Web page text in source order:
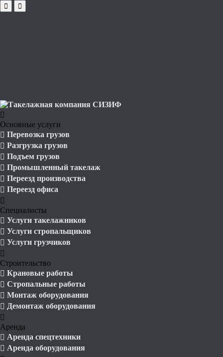
Основные услуги
Перевозка грузов
Разгрузка грузов
Подъем грузов
Промышленный такелаж
Переезд производства
Переезд офиса
Специалисты
Услуги такелажников
Услуги стропальщиков
Услуги грузчиков
Строительство
Крановые работы
Стропальные работы
Монтаж оборудования
Демонтаж оборудования
Аренда
Аренда спецтехники
Аренда оборудования